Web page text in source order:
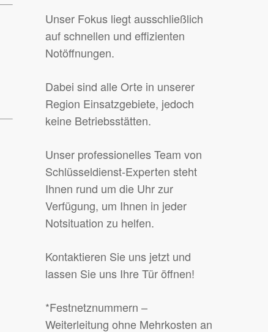
Unser Fokus liegt ausschließlich
auf schnellen und effizienten
Notöffnungen.
Dabei sind alle Orte in unserer
Region Einsatzgebiete, jedoch
keine Betriebsstätten.
Unser professionelles Team von
Schlüsseldienst-Experten steht
Ihnen rund um die Uhr zur
Verfügung, um Ihnen in jeder
Notsituation zu helfen.
Kontaktieren Sie uns jetzt und
lassen Sie uns Ihre Tür öffnen!
*Festnetznummern –
Weiterleitung ohne Mehrkosten an